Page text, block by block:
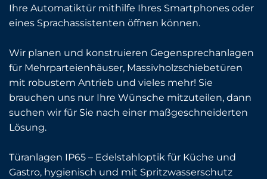
Ihre Automatiktür mithilfe Ihres Smartphones oder
eines Sprachassistenten öffnen können.
Wir planen und konstruieren Gegensprechanlagen
für Mehrparteienhäuser, Massivholzschiebetüren
mit robustem Antrieb und vieles mehr! Sie
brauchen uns nur Ihre Wünsche mitzuteilen, dann
suchen wir für Sie nach einer maßgeschneiderten
Lösung.
Türanlagen IP65 – Edelstahloptik für Küche und
Gastro, hygienisch und mit Spritzwasserschutz